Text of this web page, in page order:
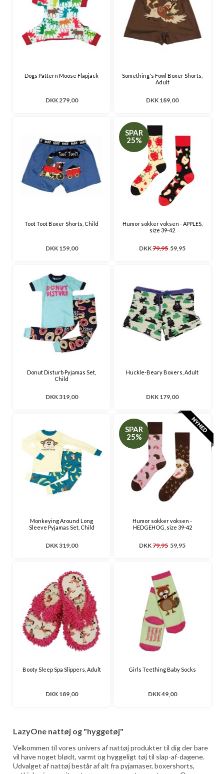
Dogs Pattern Moose Flapjack
DKK 279,00
Something's Fowl Boxer Shorts,
Adult
DKK 189,00
Toot Toot Boxer Shorts, Child
DKK 159,00
SPAR
25%
Humor sokker voksen - APPLES,
size 39-42
DKK79,95 59,95
Donut Disturb Pyjamas Set,
Child
DKK 319,00
Huckle-Beary Boxers, Adult
DKK 179,00
Monkeying Around Long
Sleeve Pyjamas Set, Child
DKK 319,00
SPAR
25%
Humor sokker voksen -
HEDGEHOG, size 39-42
DKK79,95 59,95
Booty Sleep Spa Slippers, Adult
DKK 189,00
Girls Teething Baby Socks
DKK 49,00
LazyOne nattøj og "hyggetøj"
Velkommen til vores univers af nattøj produkter til dig der bare
vil have noget blødt, varmt og hyggeligt tøj til slap-af-dagene.
Udvalget af nattøj består af alt fra pyjamaser, boxershorts,